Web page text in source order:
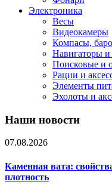
Электроника
Весы
Видеокамеры
Компасы,
Навигаторы и
Поисковые и
Рации и
Элементы
Эхолоты и
Наши новости
07.08.2026
Каменная вата:
плотность